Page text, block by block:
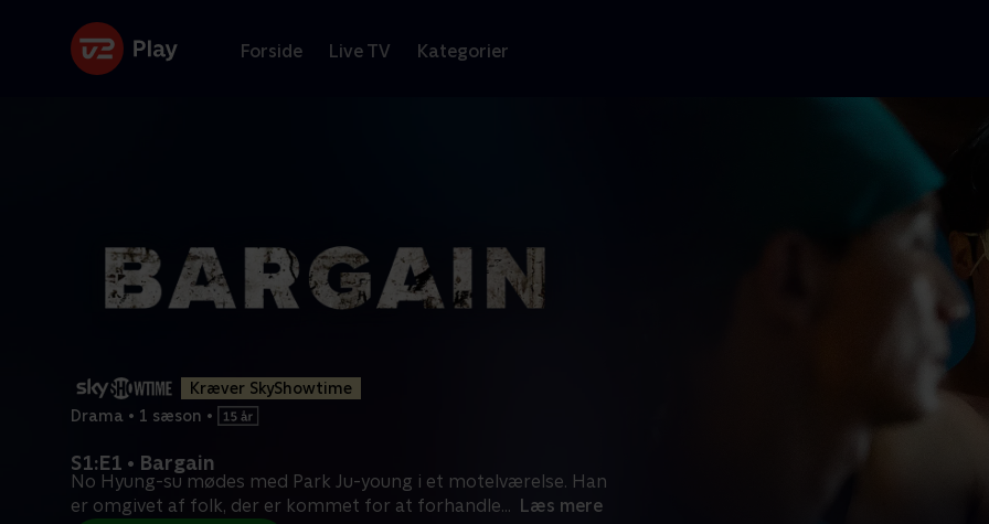
Forside Live TV Kategorier
Kræver SkyShowtime
Drama • 1 sæson •
S1:E1 • Bargain
No Hyung-su mødes med Park Ju-young i et motelværelse. Han
er omgivet af folk, der er kommet for at forhandle... Læs mere